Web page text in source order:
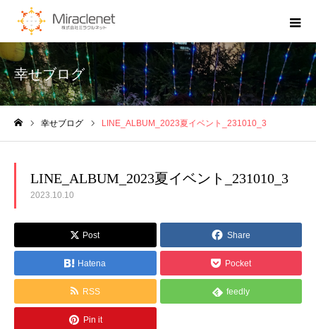
幸せブログ
幸せブログ LINE_ALBUM_2023夏イベント_231010_3
LINE_ALBUM_2023夏イベント_231010_3
2023.10.10
Post Share
Hatena Pocket
RSS feedly
Pin it